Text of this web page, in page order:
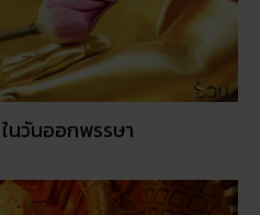
นวันออกพรรษา